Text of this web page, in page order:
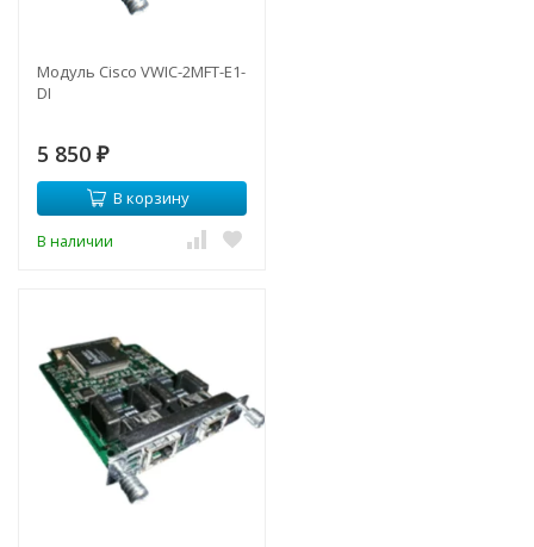
Модуль Cisco VWIC-2MFT-E1-
DI
5 850 ₽
В корзину
В наличии